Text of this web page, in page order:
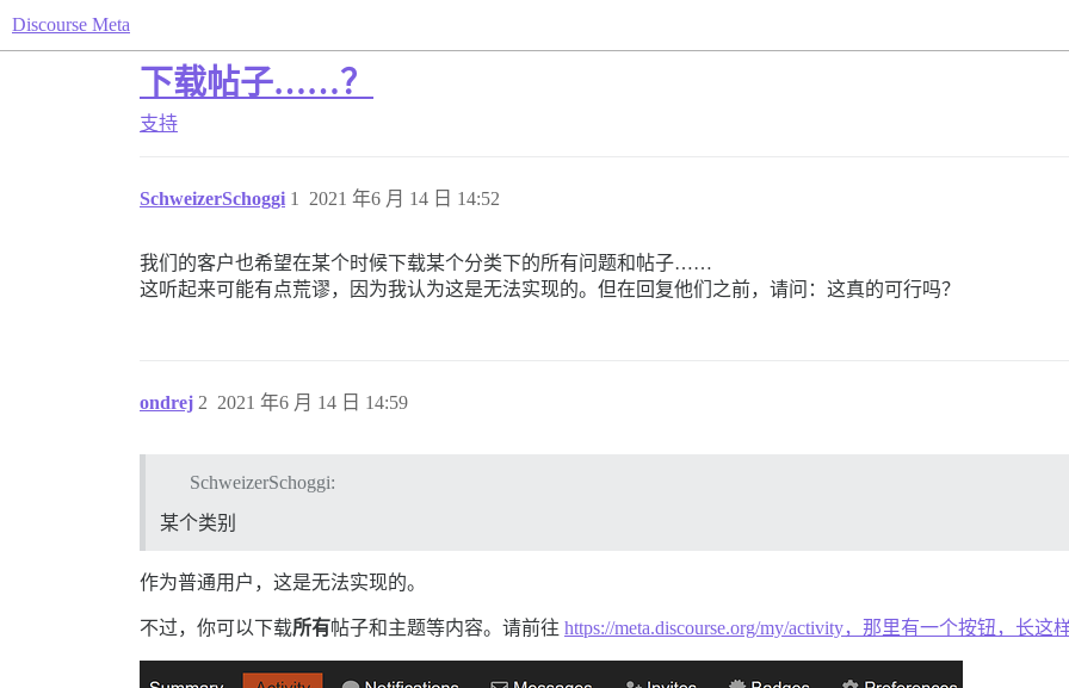
Discourse Meta
下载帖子……？
支持
SchweizerSchoggi 2021 年6 月 14 日 14:52
1
我们的客户也希望在某个时候下载某个分类下的所有问题和帖子……
这听起来可能有点荒谬，因为我认为这是无法实现的。但在回复他们之前，请问：这真的可行吗？
ondrej 2021 年6 月 14 日 14:59
2
SchweizerSchoggi:
某个类别
作为普通用户，这是无法实现的。
不过，你可以下载所有帖子和主题等内容。请前往 https://meta.discourse.org/my/activity，那里有一个按钮，长这